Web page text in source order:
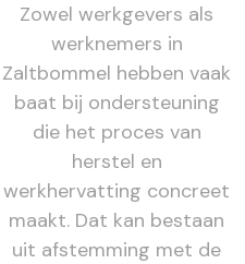
Zowel werkgevers als
werknemers in
Zaltbommel hebben vaak
baat bij ondersteuning
die het proces van
herstel en
werkhervatting concreet
maakt. Dat kan bestaan
uit afstemming met de